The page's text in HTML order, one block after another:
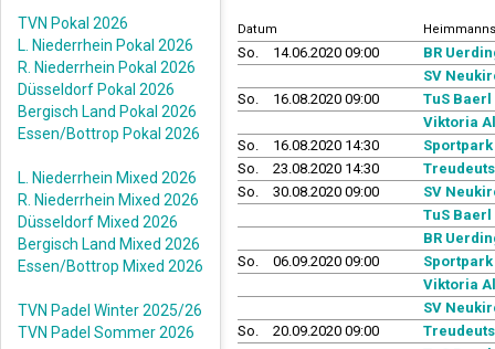
TVN Pokal 2026
L. Niederrhein Pokal 2026
R. Niederrhein Pokal 2026
Düsseldorf Pokal 2026
Bergisch Land Pokal 2026
Essen/Bottrop Pokal 2026
L. Niederrhein Mixed 2026
R. Niederrhein Mixed 2026
Düsseldorf Mixed 2026
Bergisch Land Mixed 2026
Essen/Bottrop Mixed 2026
TVN Padel Winter 2025/26
TVN Padel Sommer 2026
Datum
So. 14.06.2020 09:00
BR
SV
So.
16.08.2020 09:00
TuS Baerl
Viktoria
So.
16.08.2020 14:30
So.
23.08.2020 14:30
So.
30.08.2020 09:00
SV
TuS Baerl
BR
So.
06.09.2020 09:00
Viktoria
SV
So.
20.09.2020 09:00